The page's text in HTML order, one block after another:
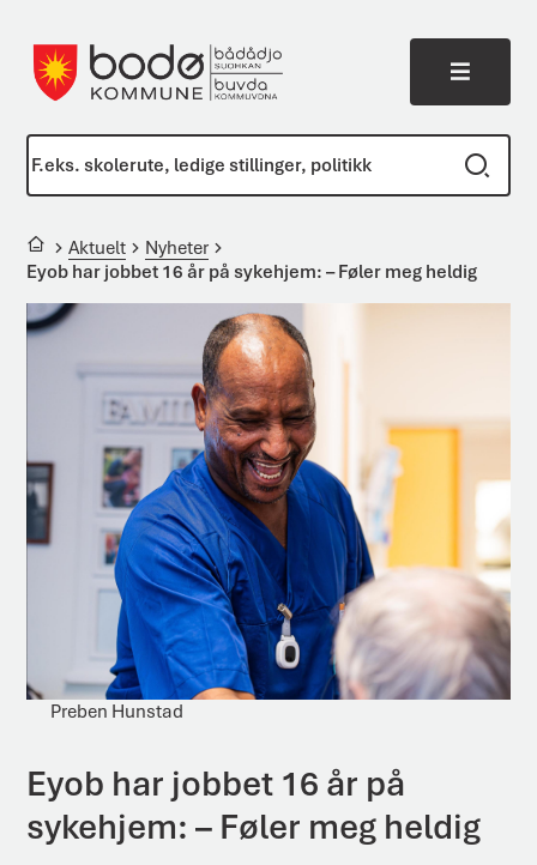
Meny
Du er her:
Aktuelt
Nyheter
Eyob har jobbet 16 år på sykehjem: – Føler meg heldig
Preben Hunstad
Eyob har jobbet 16 år på
sykehjem: – Føler meg heldig